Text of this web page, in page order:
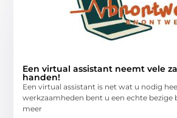
Een virtual assistant neemt vele
handen!
Een virtual assistant is net wat u nodig
werkzaamheden bent u een echte bezige
meer